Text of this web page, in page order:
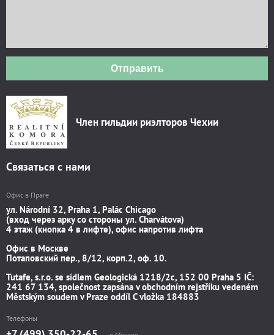
Отправить
Член гильдии риэлторов Чехии
Связаться с нами
Офис в Праге
ул. Národní 32, Praha 1, Palác Chicago
(вход через арку со стороны ул. Charvátova)
4 этаж (кнопка 4 в лифте), офис напротив лифта
Офис в Москве
Потаповский пер., 8/12, корп.2, оф. 10.
Tutafe, s.r.o. se sídlem Geologická 1218/2c, 152 00 Praha 5 IČ:
241 67 134, společnost zapsána v obchodním rejstříku vedeném
Městským soudem v Praze oddíl C vložka 184883
Телефоны